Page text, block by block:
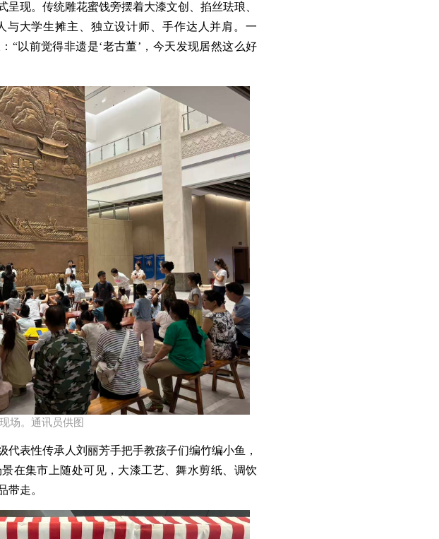
呈现。 传统雕花蜜饯旁摆着大漆文创、掐丝珐琅、
与大学生摊主、独立设计师、手作达人并肩 。一
： “以前觉得非遗是‘老古董’ ，今天发现居然这么好
场。通讯员供图​
代表性传承人刘丽芳手把手教孩子们编竹编小鱼，
在集市上随处可见， 大漆工艺、舞水剪纸、调饮
带走。